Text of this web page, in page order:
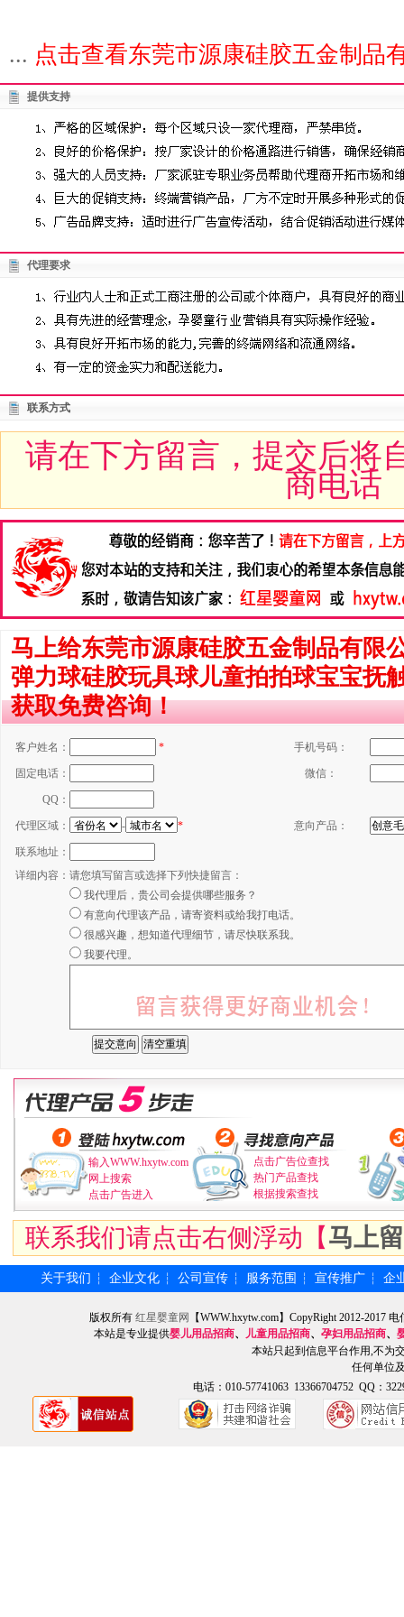
... 点击查看东莞市源康硅胶五金制品
提供支持
代理要求
联系方式
请在下方留言，提交后将
商电话
马上给东莞市源康硅胶五金制品有限
弹力球硅胶玩具球儿童拍拍球宝宝抚
获取免费咨询！
客户姓名： * 手机号码：
固定电话： 微信：
QQ：
代理区域： - * 意向产品：
联系地址：
详细内容： 请您填写留言或选择下列快捷留言：
我代理后，贵公司会提供哪些服务？
有意向代理该产品，请寄资料或给我打电话。
很感兴趣，想知道代理细节，请尽快联系我。
我要代理。
输入WWW.hxytw.com
网上搜索
点击广告进入
点击广告位查找
热门产品查找
根据搜索查找
联系我们请点击右侧浮动【马上
关于我们 ┆ 企业文化 ┆ 公司宣传 ┆ 服务范围 ┆ 宣传推广 ┆ 企
版权所有 红星婴童网
【WWW.hxytw.com】CopyRight 2012-2017
本站是专业提供婴儿用品招商、 儿童用品招商、 孕妇用品招商、
本站只起到信息平台作用,不为
任何单位
电话：010-57741063 13366704752 QQ：